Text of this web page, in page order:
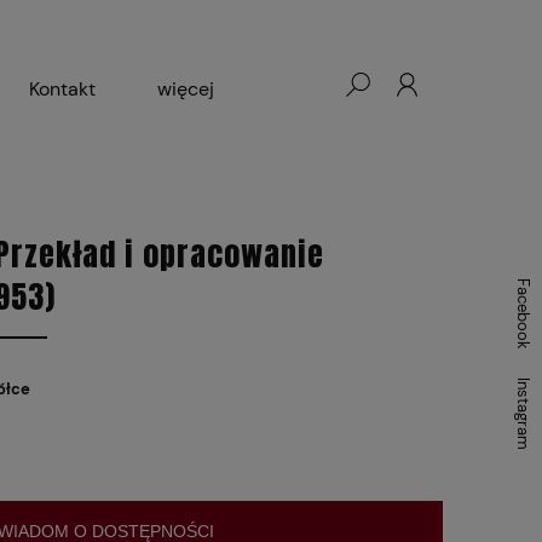
Kontakt więcej
i opracowanie
O DOSTĘPNOŚCI
Facebook
Instagram